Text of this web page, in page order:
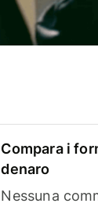
Compara i
denaro
Nessuna